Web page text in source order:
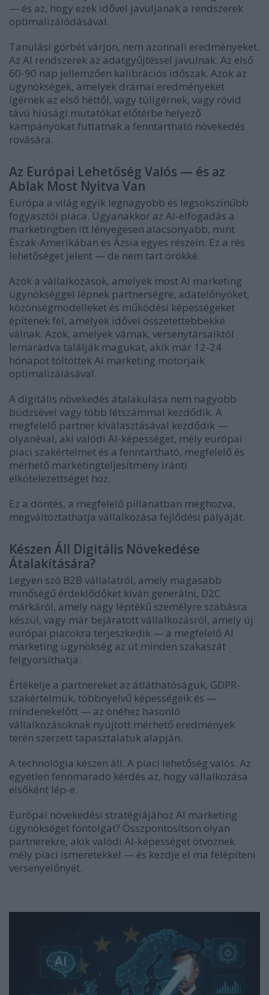
— és az, hogy ezek idővel javuljanak a rendszerek
optimalizálódásával.
Tanulási görbét várjon, nem azonnali eredményeket.
Az AI rendszerek az adatgyűjtéssel javulnak. Az első
60-90 nap jellemzően kalibrációs időszak. Azok az
ügynökségek, amelyek drámai eredményeket
ígérnek az első héttől, vagy túlígérnek, vagy rövid
távú hiúsági mutatókat előtérbe helyező
kampányokat futtatnak a fenntartható növekedés
rovására.
Az Európai Lehetőség Valós — és az
Ablak Most Nyitva Van
Európa a világ egyik legnagyobb és legsokszínűbb
fogyasztói piaca. Ugyanakkor az AI-elfogadás a
marketingben itt lényegesen alacsonyabb, mint
Észak-Amerikában és Ázsia egyes részein. Ez a rés
lehetőséget jelent — de nem tart örökké.
Azok a vállalkozások, amelyek most AI marketing
ügynökséggel lépnek partnerségre, adatelőnyöket,
közönségmodelleket és működési képességeket
építenek fel, amelyek idővel összetettebbekké
válnak. Azok, amelyek várnak, versenytársaiktól
lemaradva találják magukat, akik már 12-24
hónapot töltöttek AI marketing motorjaik
optimalizálásával.
A digitális növekedés átalakulása nem nagyobb
büdzsével vagy több létszámmal kezdődik. A
megfelelő partner kiválasztásával kezdődik —
olyanéval, aki valódi AI-képességet, mély európai
piaci szakértelmet és a fenntartható, megfelelő és
mérhető marketingteljesítmény iránti
elkötelezettséget hoz.
Ez a döntés, a megfelelő pillanatban meghozva,
megváltoztathatja vállalkozása fejlődési pályáját.
Készen Áll Digitális Növekedése
Átalakítására?
Legyen szó B2B vállalatról, amely magasabb
minőségű érdeklődőket kíván generálni, D2C
márkáról, amely nagy léptékű személyre szabásra
készül, vagy már bejáratott vállalkozásról, amely új
európai piacokra terjeszkedik — a megfelelő AI
marketing ügynökség az út minden szakaszát
felgyorsíthatja.
Értékelje a partnereket az átláthatóságuk, GDPR-
szakértelmük, többnyelvű képességeik és —
mindenekelőtt — az önéhez hasonló
vállalkozásoknak nyújtott mérhető eredmények
terén szerzett tapasztalatuk alapján.
A technológia készen áll. A piaci lehetőség valós. Az
egyetlen fennmaradó kérdés az, hogy vállalkozása
elsőként lép-e.
Európai növekedési stratégiájához AI marketing
ügynökséget fontolgat? Összpontosítson olyan
partnerekre, akik valódi AI-képességet ötvöznek
mély piaci ismeretekkel — és kezdje el ma felépíteni
versenyelőnyét.